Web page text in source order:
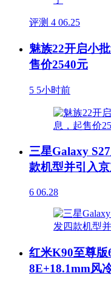
评测 4 06.25
魅族22开启小
售价2540元
5 5小时前
三星Galaxy
款机型并引入
6 06.28
红米K90至尊版
8E+18.1mm风